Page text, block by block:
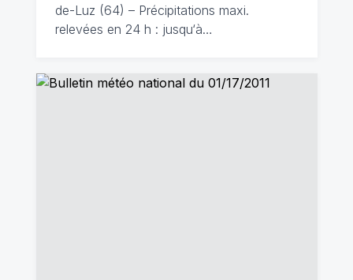
de-Luz (64) – Précipitations maxi.
relevées en 24 h : jusqu‘à…